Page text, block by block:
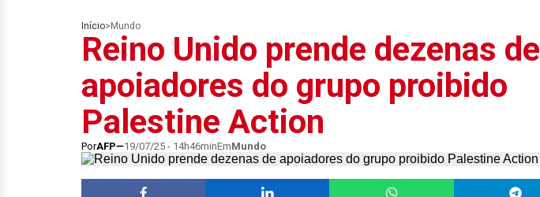
Início> Mundo
Reino Unido prende dezenas de
apoiadores do grupo proibido
Palestine Action
PorAFP 19/07/25 - 14h46minEmMundo